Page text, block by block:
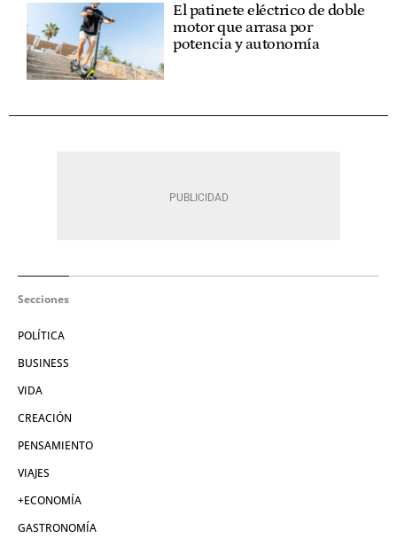
El patinete eléctrico de doble
motor que arrasa por
potencia y autonomía
Secciones
POLÍTICA
BUSINESS
VIDA
CREACIÓN
PENSAMIENTO
VIAJES
+ECONOMÍA
GASTRONOMÍA